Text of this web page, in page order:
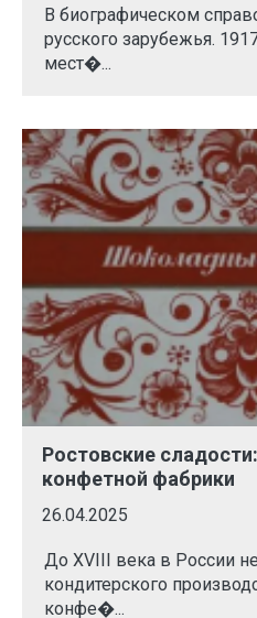
В биографическом
русского зарубежья.
мест�...
Ростовские
конфетной фабрики
26.04.2025
До XVIII века в России
кондитерского
конфе�...